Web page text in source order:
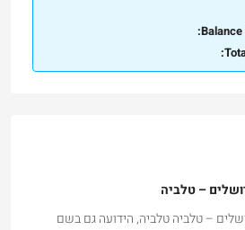
– טלביה
– טלביה טלביה, הידועה גם בשם